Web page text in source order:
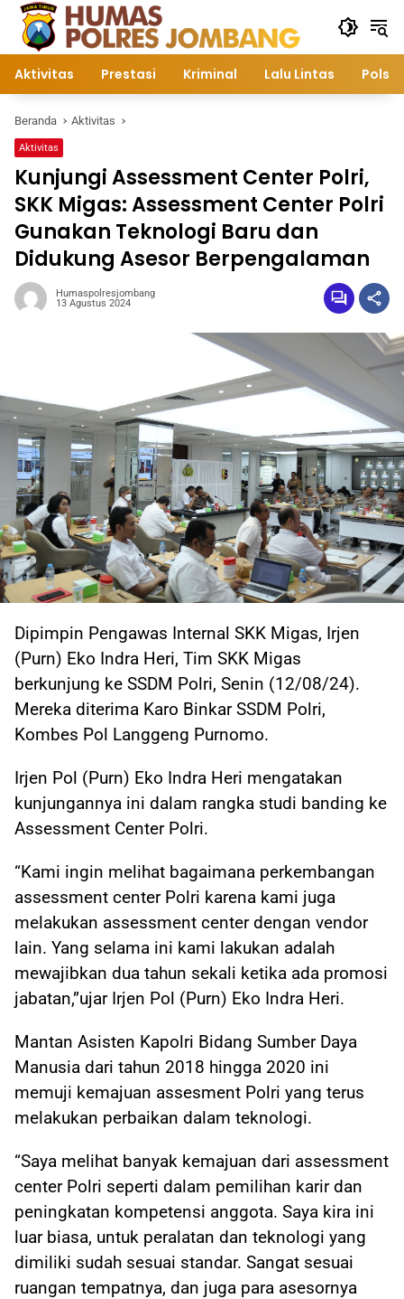
Langsung
konten
Aktivitas Prestasi Kriminal Lalu Lintas
Beranda Aktivitas
Aktivitas
Kunjungi Assessment Center Polri,
SKK Migas: Assessment Center Polri
Gunakan Teknologi Baru dan
Didukung Asesor Berpengalaman
Humaspolresjombang
13 Agustus 2024
Dipimpin Pengawas Internal SKK Migas, Irjen
(Purn) Eko Indra Heri, Tim SKK Migas
berkunjung ke SSDM Polri, Senin (12/08/24).
Mereka diterima Karo Binkar SSDM Polri,
Kombes Pol Langgeng Purnomo.
Irjen Pol (Purn) Eko Indra Heri mengatakan
kunjungannya ini dalam rangka studi banding ke
Assessment Center Polri.
“Kami ingin melihat bagaimana perkembangan
assessment center Polri karena kami juga
melakukan assessment center dengan vendor
lain. Yang selama ini kami lakukan adalah
mewajibkan dua tahun sekali ketika ada promosi
jabatan,”ujar Irjen Pol (Purn) Eko Indra Heri.
Mantan Asisten Kapolri Bidang Sumber Daya
Manusia dari tahun 2018 hingga 2020 ini
memuji kemajuan assesment Polri yang terus
melakukan perbaikan dalam teknologi.
“Saya melihat banyak kemajuan dari assessment
center Polri seperti dalam pemilihan karir dan
peningkatan kompetensi anggota. Saya kira ini
luar biasa, untuk peralatan dan teknologi yang
dimiliki sudah sesuai standar. Sangat sesuai
ruangan tempatnya, dan juga para asesornya